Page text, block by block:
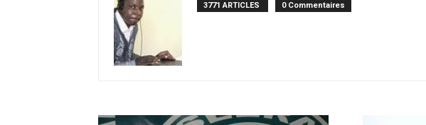
3771 ARTICLES 0 Commentaires